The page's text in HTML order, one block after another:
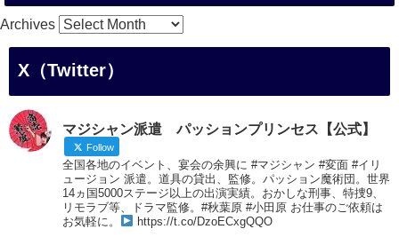
Archives
X（Twitter）
マジシャン派遣 パッションプリンセス【公式】
Follow
全国各地のイベント、宴会の余興に #マジシャン #変面 #イリ
ュージョン 派遣。道具の貸出、監修。パッション魔術団。世界
14ヵ国5000ステージ以上の出演実績。おかしな刑事、特捜9、
リモラブ等、ドラマ監修。#秋葉原 #小田原 お仕事のご依頼は
お気軽に。
https://t.co/DzoECxgQQO